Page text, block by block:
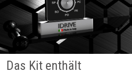
Das Kit enthält